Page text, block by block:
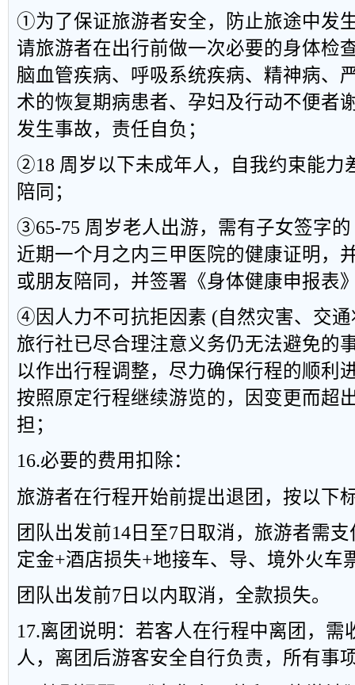
①为了保证旅游者安全，防止旅途中发
请旅游者在出行前做一次必要的身体检
脑血管疾病、呼吸系统疾病、精神病、
术的恢复期病患者、孕妇及行动不便者
发生事故，责任自负；
②18 周岁以下未成年人，自我约束能力
陪同；
③65-75 周岁老人出游，需有子女签字
近期一个月之内三甲医院的健康证明，
或朋友陪同，并签署《身体健康申报表
④因人力不可抗拒因素 (自然灾害、交
旅行社已尽合理注意义务仍无法避免的
以作出行程调整，尽力确保行程的顺利
按照原定行程继续游览的，因变更而超
担；
16.必要的费用扣除：
旅游者在行程开始前提出退团，按以下
团队出发前14日至7日取消，旅游者需
定金+酒店损失+地接车、导、境外火车
团队出发前7日以内取消，全款损失。
17.离团说明：若客人在行程中离团，需
人，离团后游客安全自行负责，所有事